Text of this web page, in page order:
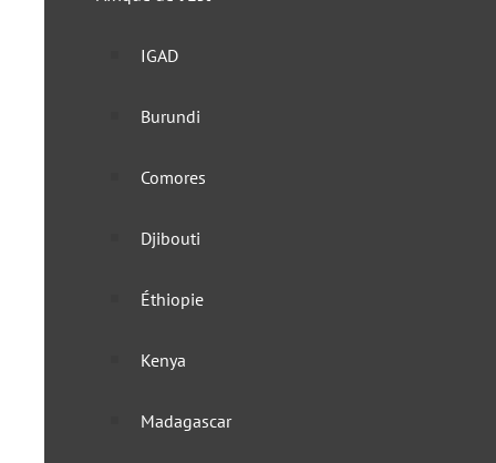
IGAD
Burundi
Comores
Djibouti
Éthiopie
Kenya
Madagascar